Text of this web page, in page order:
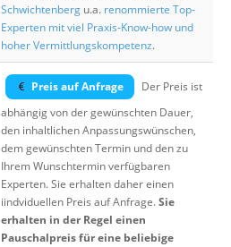
Schwichtenberg u.a. renommierte Top-
Experten mit viel Praxis-Know-how und
hoher Vermittlungskompetenz.
Preis auf Anfrage
Der Preis ist
abhängig von der gewünschten Dauer,
den inhaltlichen Anpassungswünschen,
dem gewünschten Termin und den zu
Ihrem Wunschtermin verfügbaren
Experten. Sie erhalten daher einen
iindviduellen Preis auf Anfrage.Sie
erhalten in der Regel einen
Pauschalpreis für eine beliebige